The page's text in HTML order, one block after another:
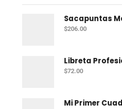
$206.00
$72.00